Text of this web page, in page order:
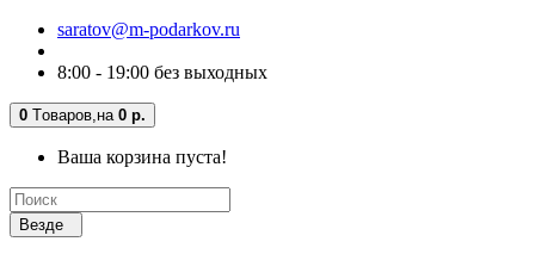
saratov@m-podarkov.ru
8:00 - 19:00 без выходных
0 Tоваров, на 0 р.
Ваша корзина пуста!
Везде